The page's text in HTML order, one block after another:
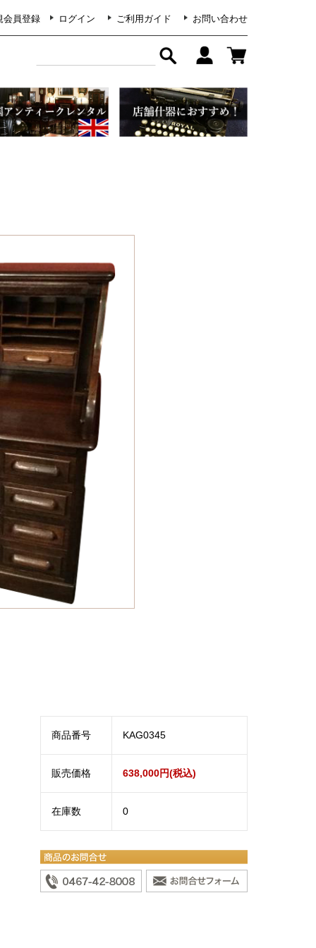
会員登録 ログイン ご利用ガイド お問い合わせ
商品番号 KAG0345
販売価格 638,000円(税込)
在庫数 0